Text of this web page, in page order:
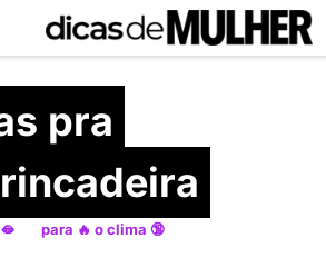
pra
para 🔥 o clima 🔞